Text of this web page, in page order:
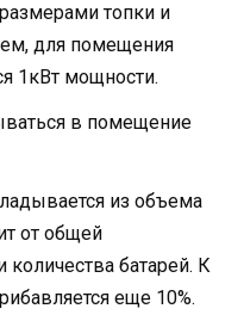
топки и
для помещения
1кВт мощности.
в помещение
из объема
от общей
батарей. К
еще 10%.